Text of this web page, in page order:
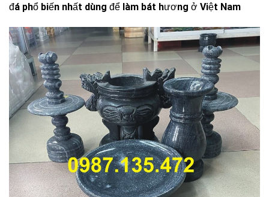
đá phổ biến nhất dùng để làm bát hương ở Việt Nam